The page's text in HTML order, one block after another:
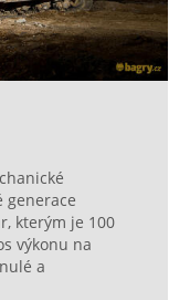
generace
kterým je 100
výkonu na
a